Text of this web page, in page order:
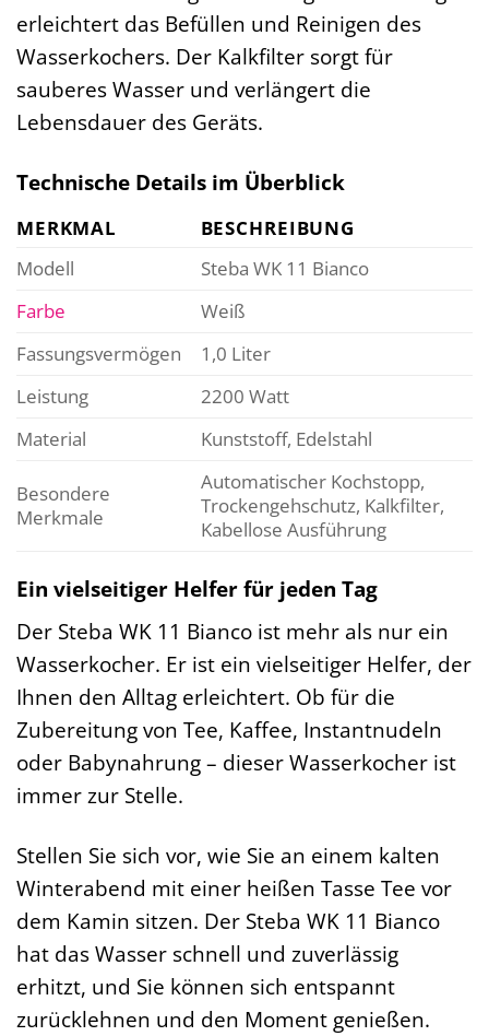
erleichtert das Befüllen und Reinigen des
Wasserkochers. Der Kalkfilter sorgt für
sauberes Wasser und verlängert die
Lebensdauer des Geräts.
Technische Details im Überblick
MERKMAL
BESCHREIBUNG
Modell
Steba WK 11 Bianco
Farbe
Weiß
Fassungsvermögen
1,0 Liter
Leistung
2200 Watt
Material
Kunststoff, Edelstahl
Besondere
Merkmale
Automatischer Kochstopp,
Trockengehschutz, Kalkfilter,
Kabellose Ausführung
Ein vielseitiger Helfer für jeden Tag
Der Steba WK 11 Bianco ist mehr als nur ein
Wasserkocher. Er ist ein vielseitiger Helfer, der
Ihnen den Alltag erleichtert. Ob für die
Zubereitung von Tee, Kaffee, Instantnudeln
oder Babynahrung – dieser Wasserkocher ist
immer zur Stelle.
Stellen Sie sich vor, wie Sie an einem kalten
Winterabend mit einer heißen Tasse Tee vor
dem Kamin sitzen. Der Steba WK 11 Bianco
hat das Wasser schnell und zuverlässig
erhitzt, und Sie können sich entspannt
zurücklehnen und den Moment genießen.